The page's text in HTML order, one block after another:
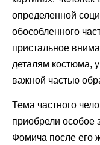
определенной
обособленного
пристальное
деталям костюма,
важной частью
Тема частного
приобрели особое
Фомича после его